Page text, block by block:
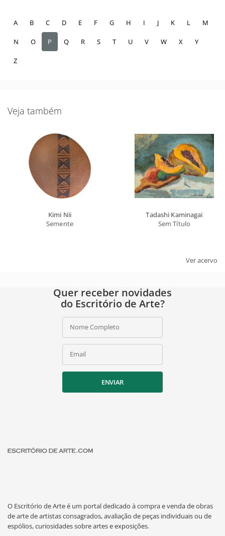
A B C D E F G H I J K L M
N O P Q R S T U V W X Y
Z
Veja também
Kimi Nii
Semente
Tadashi Kaminagai
Sem Título
Ver acervo
Quer receber novidades
do Escritório de Arte?
Nome Completo
Email
ENVIAR
O Escritório de Arte é um portal dedicado à compra e venda de obras
de arte de artistas consagrados, avaliação de peças individuais ou de
espólios, curiosidades sobre artes e exposições.